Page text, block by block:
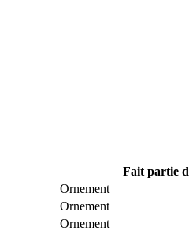
Fait partie
Ornement
Ornement
Ornement